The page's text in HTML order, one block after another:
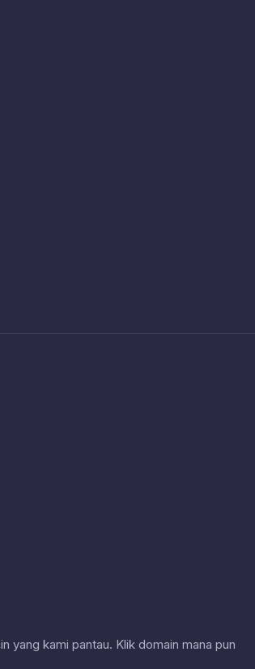
yang kami pantau. Klik domain mana pun